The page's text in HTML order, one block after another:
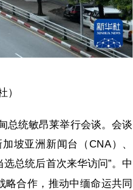
）
总统敏昂莱举行会谈。会谈
坡亚洲新闻台（CNA）、
总统后首次来华访问”。中
合作，推动中缅命运共同